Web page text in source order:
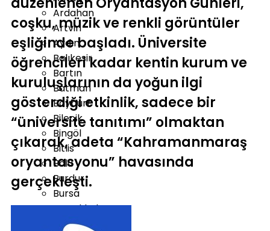
Ardahan
Artvin
Aydın
Balıkesir
Bartın
Batman
Bayburt
Bilecik
Bingöl
Bitlis
Bolu
Burdur
Bursa
Çanakkale
Çankırı
coşku, müzik ve renkli görüntüler
eşliğinde başladı. Üniversite
öğrencileri kadar kentin kurum ve
kuruluşlarının da yoğun ilgi
gösterdiği etkinlik, sadece bir
“üniversite tanıtımı” olmaktan
çıkarak, adeta “Kahramanmaraş
oryantasyonu” havasında
gerçekleşti.